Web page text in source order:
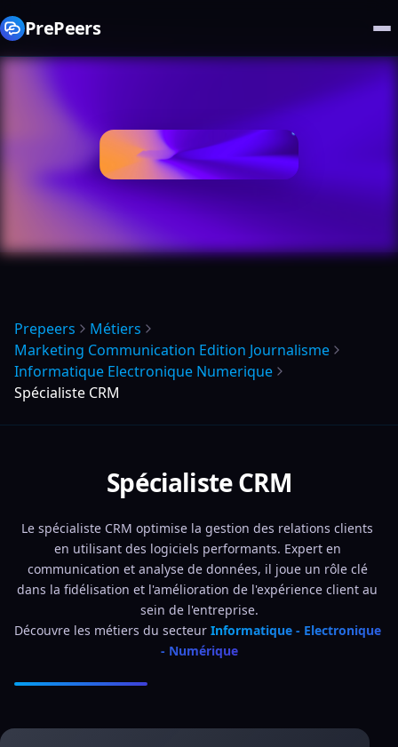
PrePeers
Prepeers
Métiers
Marketing Communication Edition Journalisme
Informatique Electronique Numerique
Spécialiste CRM
Spécialiste CRM
Le spécialiste CRM optimise la gestion des relations clients
en utilisant des logiciels performants. Expert en
communication et analyse de données, il joue un rôle clé
dans la fidélisation et l'amélioration de l'expérience client au
sein de l'entreprise.
Découvre les métiers du secteur Informatique - Electronique
- Numérique